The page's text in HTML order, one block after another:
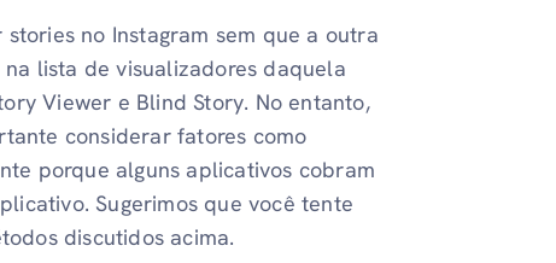
no Instagram sem que a outra
lista de visualizadores daquela
Viewer e Blind Story. No entanto,
considerar fatores como
porque alguns aplicativos cobram
Sugerimos que você tente
discutidos acima.